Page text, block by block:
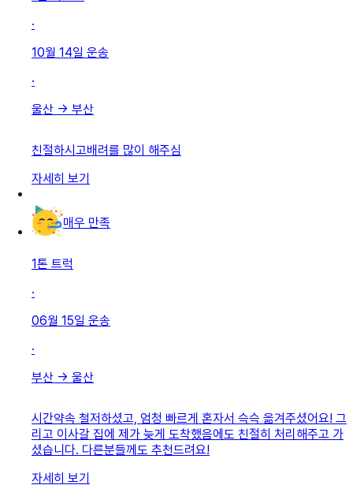
·
10월 14일 운송
·
울산 → 부산
친절하시고배려를 많이 해주심
자세히 보기
매우 만족
1톤 트럭
·
06월 15일 운송
·
부산 → 울산
시간약속 철저하셨고, 엄청 빠르게 혼자서 슥슥 옮겨주셨어요! 그
리고 이사갈 집에 제가 늦게 도착했음에도 친절히 처리해주고 가
셨습니다. 다른분들께도 추천드려요!
자세히 보기